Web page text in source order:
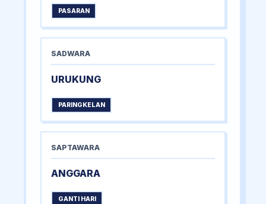
PASARAN
SADWARA
URUKUNG
PARINGKELAN
SAPTAWARA
ANGGARA
GANTI HARI